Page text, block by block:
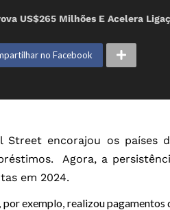
US$265 Milhões E Acelera
no Facebook
Street encorajou os países
Agora, a
em 2024.
exemplo, realizou pagamentos